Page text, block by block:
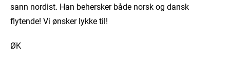
sann nordist. Han behersker både norsk og dansk
flytende! Vi ønsker lykke til!
ØK